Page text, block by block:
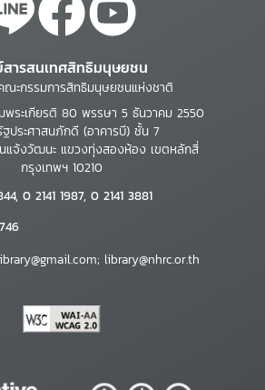
ารสนเทศสิทธิมนุษยชน
ณะกรรมการสิทธิมนุษยชนแห่งชาติ
พระเกียรติ 80 พรรษา 5 ธันวาคม 2550
ฐประศาสนภักดี (อาคารบี) ชั้น 7
แจ้งวัฒนะ แขวงทุ่งสองห้อง เขตหลักสี่
กรุงเทพฯ 10210
0 2141 1987, 0 2141 3881
library@nhrc.or.th